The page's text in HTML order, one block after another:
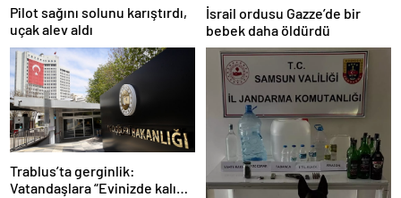
Pilot sağını solunu karıştırdı,
uçak alev aldı
İsrail ordusu Gazze’de bir
bebek daha öldürdü
Trablus’ta gerginlik:
Vatandaşlara “Evinizde kalın”